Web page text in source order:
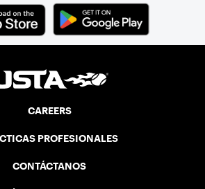
CAREERS
PROFESIONALES
CONTÁCTANOS